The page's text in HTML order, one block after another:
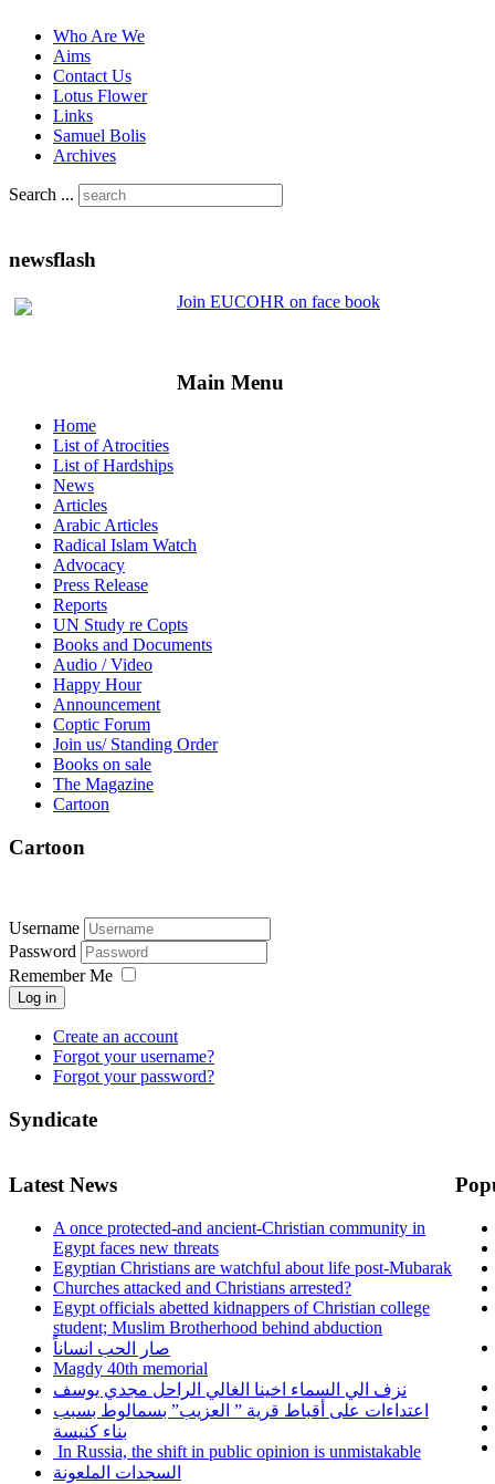
Who Are We
Aims
Contact Us
Lotus Flower
Links
Samuel Bolis
Archives
Search ...
newsflash
Join EUCOHR on face book
Main Menu
Home
List of Atrocities
List of Hardships
News
Articles
Arabic Articles
Radical Islam Watch
Advocacy
Press Release
Reports
UN Study re Copts
Books and Documents
Audio / Video
Happy Hour
Announcement
Coptic Forum
Join us/ Standing Order
Books on sale
The Magazine
Cartoon
Cartoon
Username
Password
Remember Me
Log in
Create an account
Forgot your username?
Forgot your password?
Syndicate
Latest News
A once protected-and ancient-Christian community in
Egypt faces new threats
Egyptian Christians are watchful about life post-Mubarak
Churches attacked and Christians arrested?
Egypt officials abetted kidnappers of Christian college
student; Muslim Brotherhood behind abduction
صار الحب انساناً
Magdy 40th memorial
نزف الي السماء اخينا الغالي الراحل مجدي يوسف
اعتداءات على أقباط قرية ” العزيب” بسمالوط بسبب
بناء كنيسة
In Russia, the shift in public opinion is unmistakable
السجدات الملعونة